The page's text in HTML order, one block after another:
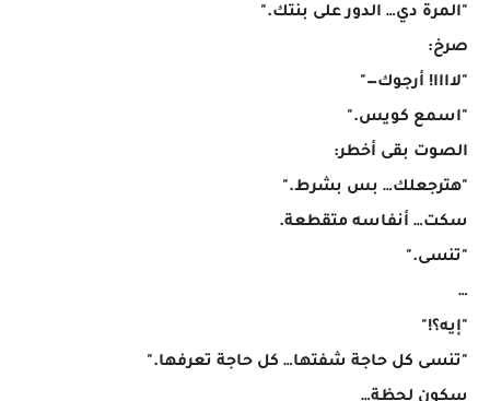
"المرة دي… الدور على بنتك."
صرخ:
"لاااا! أرجوك—"
"اسمع كويس."
الصوت بقى أخطر:
"هترجعلك… بس بشرط."
سكت… أنفاسه متقطعة.
"تنسى."
…
"إيه؟!"
"تنسى كل حاجة شفتها… كل حاجة تعرفها."